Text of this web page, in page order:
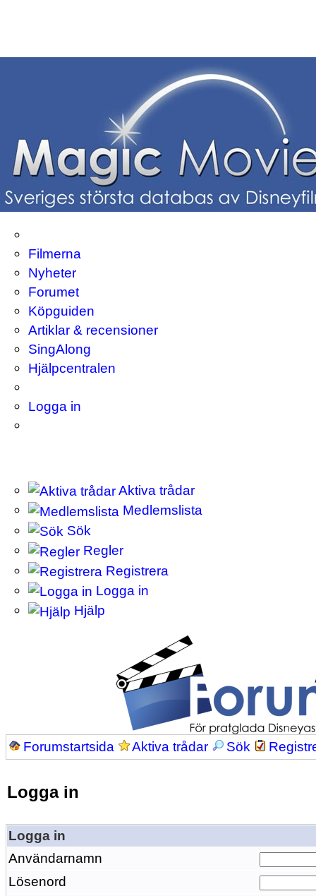
Filmerna
Nyheter
Forumet
Köpguiden
Artiklar & recensioner
SingAlong
Hjälpcentralen
Logga in
Aktiva trådar
Medlemslista
Sök
Regler
Registrera
Logga in
Hjälp
Forumstartsida Aktiva trådar Sök
Logga in
Logga in
Användarnamn
Lösenord